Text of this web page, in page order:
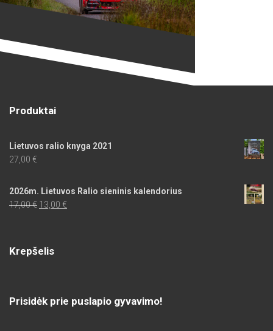
Produktai
Lietuvos ralio knyga 2021
27,00 €
2026m. Lietuvos Ralio sieninis kalendorius
17,00€ Original
13,00 €Current
Krepšelis
Prisidėk prie puslapio gyvavimo!